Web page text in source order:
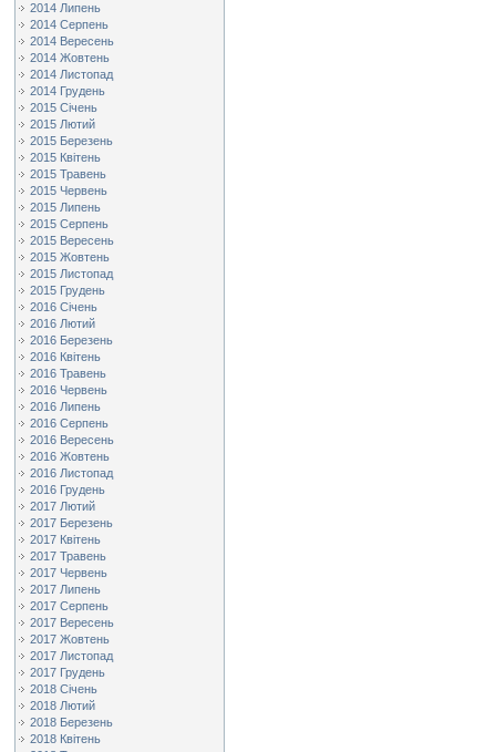
2014 Липень
2014 Серпень
2014 Вересень
2014 Жовтень
2014 Листопад
2014 Грудень
2015 Січень
2015 Лютий
2015 Березень
2015 Квітень
2015 Травень
2015 Червень
2015 Липень
2015 Серпень
2015 Вересень
2015 Жовтень
2015 Листопад
2015 Грудень
2016 Січень
2016 Лютий
2016 Березень
2016 Квітень
2016 Травень
2016 Червень
2016 Липень
2016 Серпень
2016 Вересень
2016 Жовтень
2016 Листопад
2016 Грудень
2017 Лютий
2017 Березень
2017 Квітень
2017 Травень
2017 Червень
2017 Липень
2017 Серпень
2017 Вересень
2017 Жовтень
2017 Листопад
2017 Грудень
2018 Січень
2018 Лютий
2018 Березень
2018 Квітень